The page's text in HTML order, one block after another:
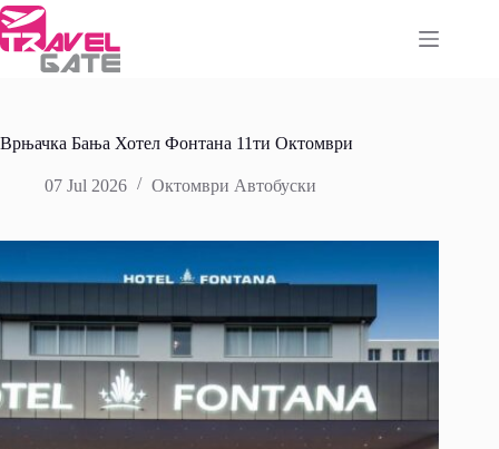
Skip
to
content
Врњачка Бања Хотел Фонтана 11ти Октомври
07 Jul 2026 Октомври Автобуски